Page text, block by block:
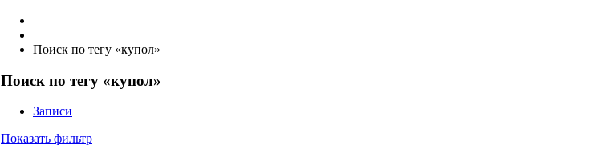
Поиск по тегу «купол»
Поиск по тегу «купол»
Записи
Показать фильтр